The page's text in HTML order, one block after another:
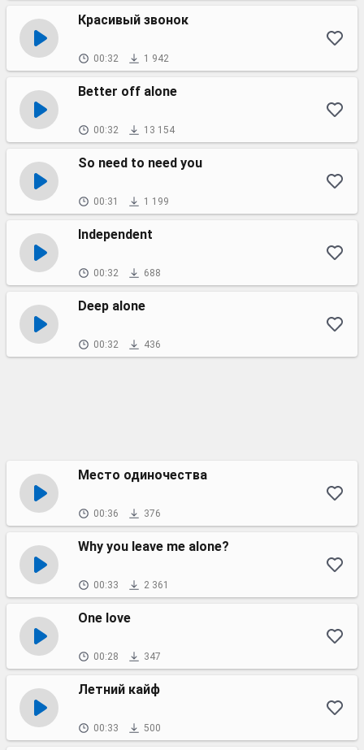
Красивый звонок
00:32 1 942
Better off alone
00:32 13 154
So need to need you
00:31 1 199
Independent
00:32 688
Deep alone
00:32 436
Место одиночества
00:36 376
Why you leave me alone?
00:33 2 361
One love
00:28 347
Летний кайф
00:33 500